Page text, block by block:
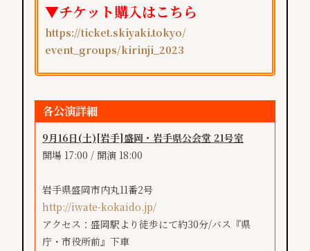
▼チケット購入はこちら
https://ticket.skiyaki.tokyo/
event_groups/kirinji_2023
各公演詳細
9月16日(土)[岩手]盛岡・岩手県公会堂 21号室
開場 17:00 / 開演 18:00
岩手県盛岡市内丸11番2号
http://iwate-kokaido.jp/
アクセス：盛岡駅より徒歩にて約30分/バス『県
庁・市役所前』下車